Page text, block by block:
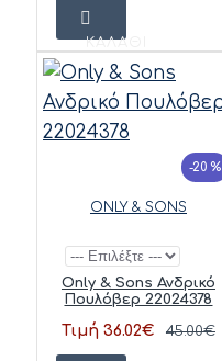
ΚΑΛΆΘΙ
-20 %
ONLY & SONS
Only & Sons Ανδρικό
Πουλόβερ 22024378
Τιμή 36.02€ 45.00€